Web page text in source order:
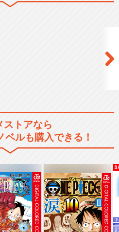
ストアなら
ベルも購入できる！